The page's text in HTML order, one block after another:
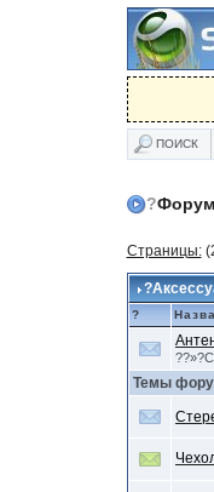
ПОИСК
?
Страницы:
?
Темы